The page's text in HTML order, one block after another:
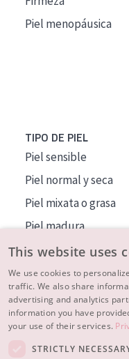
Piel menopáusica
TIPO DE PIEL
Piel sensible
Piel normal y seca
Piel mixata o grasa
Piel madura
Piel expuesta al sol
Piel menopáusica
MÁS SOBRE
INSPIRACIÓN
CONTACTO
This website uses
We use cookies to
traffic. We also share
advertising and analytics
information you have
your use of their services.
STRICTLY